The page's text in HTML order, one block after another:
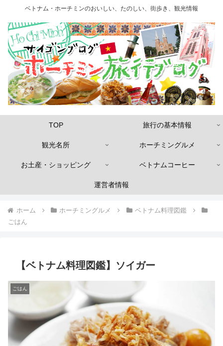
ベトナム・ホーチミンのおいしい、たのしい、街歩き、観光情報
TOP 旅行の基本情報
観光名所 ホーチミングルメ
お土産・ショッピング ベトナムコーヒー
運営者情報
ホーム ホーチミングルメ
ベトナム料理図鑑
ごはん
【ベトナム料理図鑑】ソイガー
ごはん